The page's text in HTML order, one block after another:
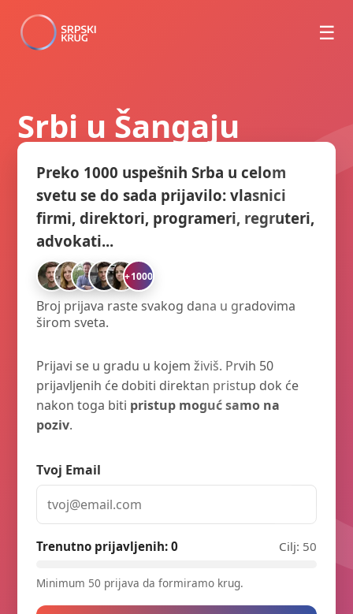
☰
Srbi u Šangaju
Preko 1000 uspešnih Srba u celom
svetu se do sada prijavilo: vlasnici
firmi, direktori, programeri, regruteri,
advokati...
+1000
Broj prijava raste svakog dana u gradovima
širom sveta.
Prijavi se u gradu u kojem živiš. Prvih 50
prijavljenih će dobiti direktan pristup dok će
nakon toga biti pristup moguć samo na
poziv.
Tvoj Email
Trenutno prijavljenih:0 Cilj: 50
Minimum 50 prijava da formiramo krug.